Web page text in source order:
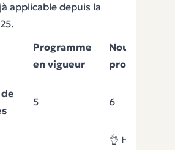
applicable depuis la
Programme
en vigueur
Nouveau
programme
5 6
👌 Homogène